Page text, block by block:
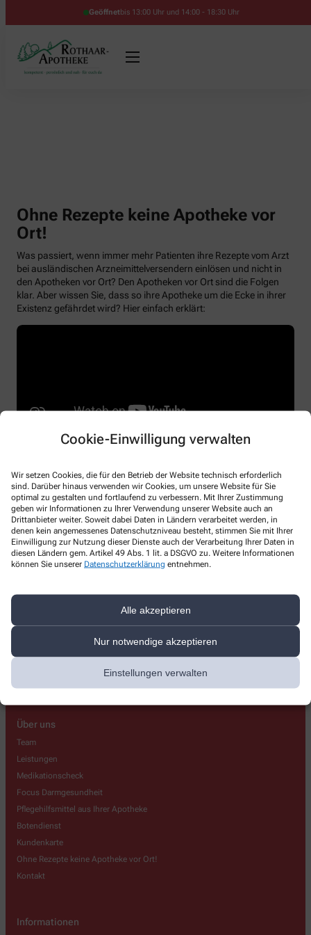
Cookie-Einwilligung verwalten
Wir setzen Cookies, die für den Betrieb der Website technisch erforderlich
sind. Darüber hinaus verwenden wir Cookies, um unsere Website für Sie
optimal zu gestalten und fortlaufend zu verbessern. Mit Ihrer Zustimmung
geben wir Informationen zu Ihrer Verwendung unserer Website auch an
Drittanbieter weiter. Soweit dabei Daten in Ländern verarbeitet werden, in
denen kein angemessenes Datenschutzniveau besteht, stimmen Sie mit Ihrer
Einwilligung zur Nutzung dieser Dienste auch der Verarbeitung Ihrer Daten in
diesen Ländern gem. Artikel 49 Abs. 1 lit. a DSGVO zu. Weitere Informationen
können Sie unserer Datenschutzerklärung entnehmen.
Alle akzeptieren
Nur notwendige akzeptieren
Einstellungen verwalten
Geöffnetbis 13:00 Uhr und 14:00 - 18:30 Uhr
Ohne Rezepte keine Apotheke vor
Ort!
Was passiert, wenn immer mehr Patienten ihre Rezepte vom Arzt
bei ausländischen Arzneimittelversendern einlösen und nicht in
den Apotheken vor Ort? Den Apotheken vor Ort sind die Folgen
klar. Aber wissen Sie, dass so ihre Apotheke um die Ecke in ihrer
Existenz gefährdet wird? Hier einfach erklärt:
Kontakt
Rothaar-Apotheke
info@rothaar-apotheke.de
Über uns
Team
Leistungen
Medikationscheck
Focus Darmgesundheit
Pflegehilfsmittel aus Ihrer Apotheke
Botendienst
Kundenkarte
Ohne Rezepte keine Apotheke vor Ort!
Kontakt
Informationen